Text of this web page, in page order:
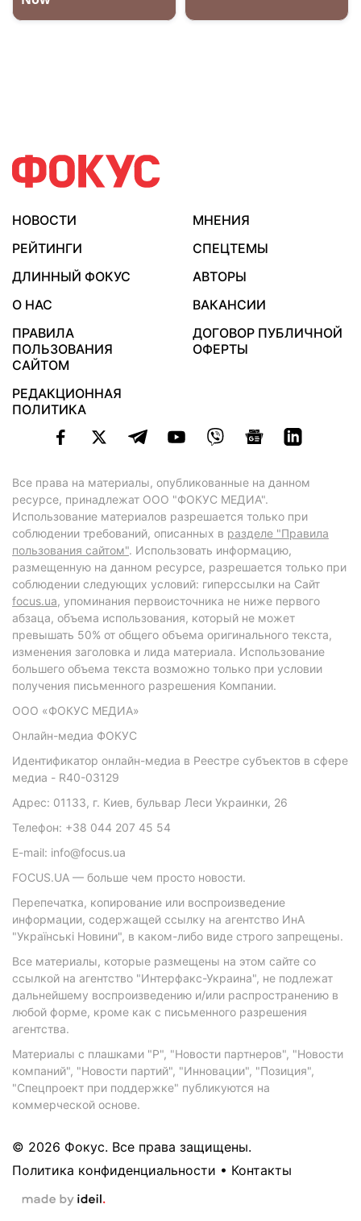
НОВОСТИ
МНЕНИЯ
РЕЙТИНГИ
СПЕЦТЕМЫ
ДЛИННЫЙ ФОКУС
АВТОРЫ
О НАС
ВАКАНСИИ
ПРАВИЛА
ПОЛЬЗОВАНИЯ
САЙТОМ
ДОГОВОР ПУБЛИЧНОЙ
ОФЕРТЫ
РЕДАКЦИОННАЯ
ПОЛИТИКА
Все права на материалы, опубликованные на данном
ресурсе, принадлежат ООО "ФОКУС МЕДИА".
Использование материалов разрешается только при
соблюдении требований, описанных в разделе "Правила
пользования сайтом". Использовать информацию,
размещенную на данном ресурсе, разрешается только при
соблюдении следующих условий: гиперссылки на Сайт
focus.ua, упоминания первоисточника не ниже первого
абзаца, объема использования, который не может
превышать 50% от общего объема оригинального текста,
изменения заголовка и лида материала. Использование
большего объема текста возможно только при условии
получения письменного разрешения Компании.
ООО «ФОКУС МЕДИА»
Онлайн-медиа ФОКУС
Идентификатор онлайн-медиа в Реестре субъектов в сфере
медиа - R40-03129
Адрес: 01133, г. Киев, бульвар Леси Украинки, 26
Телефон: +38 044 207 45 54
E-mail: info@focus.ua
FOCUS.UA — больше чем просто новости.
Перепечатка, копирование или воспроизведение
информации, содержащей ссылку на агентство ИнА
"Українські Новини", в каком-либо виде строго запрещены.
Все материалы, которые размещены на этом сайте со
ссылкой на агентство "Интерфакс-Украина", не подлежат
дальнейшему воспроизведению и/или распространению в
любой форме, кроме как с письменного разрешения
агентства.
Материалы с плашками "Р", "Новости партнеров", "Новости
компаний", "Новости партий", "Инновации", "Позиция",
"Спецпроект при поддержке" публикуются на
коммерческой основе.
© 2026 Фокус. Все права защищены.
Политика конфиденциальности • Контакты